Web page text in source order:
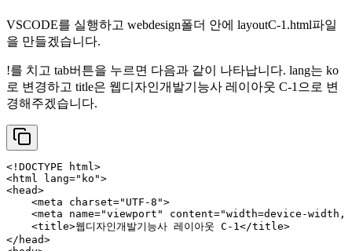
VSCODE를 실행하고 webdesign폴더 안에 layoutC-1.html파일
을 만들겠습니다.
!를 치고 tab버튼을 누르면 다음과 같이 나타납니다. lang는 ko
로 변경하고 title은 웹디자인개발기능사 레이아웃 C-1으로 변
경해주겠습니다.
<!DOCTYPE html >
<html lang="ko">
<head>
<meta charset="UTF-8">
<meta name="viewport" content="width=device-
<title>웹디자인개발기능사 레이아웃 C-1 </title>
</ head>